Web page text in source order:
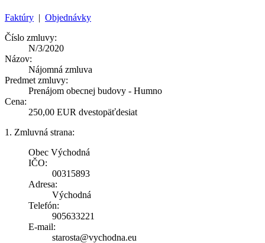
Faktúry | Objednávky
Číslo zmluvy:
N/3/2020
Názov:
Nájomná zmluva
Predmet zmluvy:
Prenájom obecnej budovy - Humno
Cena:
250,00 EUR dvestopäťdesiat
1. Zmluvná strana:
Obec Východná
IČO:
00315893
Adresa:
Východná
Telefón:
905633221
E-mail:
starosta@vychodna.eu